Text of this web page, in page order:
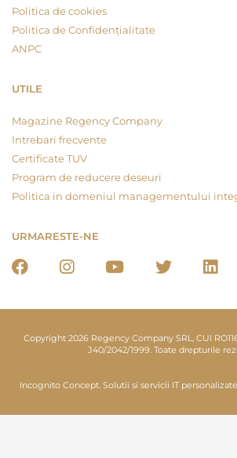
Politica de cookies
Politica de Confidențialitate
ANPC
UTILE
Magazine Regency Company
Intrebari frecvente
Certificate TUV
Program de reducere deseuri
Politica in domeniul managementului
URMARESTE-NE
Copyright 2026 Regency Company SRL, CUI
J40/2042/1999. Toate drepturile
Incognito Concept. Solutii si servicii IT